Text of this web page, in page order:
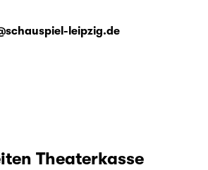
leipzig.de
Theaterkasse